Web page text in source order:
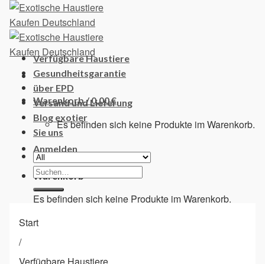
Skip
content
Warenkorb /0,00€
Es befinden sich keine Produkte im Warenkorb.
Anmelden
Warenkorb
Es befinden sich keine Produkte im Warenkorb.
Verfügbare Haustiere
Gesundheitsgarantie
über EPD
Versand und Lieferung
Blog exotier
Sie uns
Suchen
nach:
Start
/